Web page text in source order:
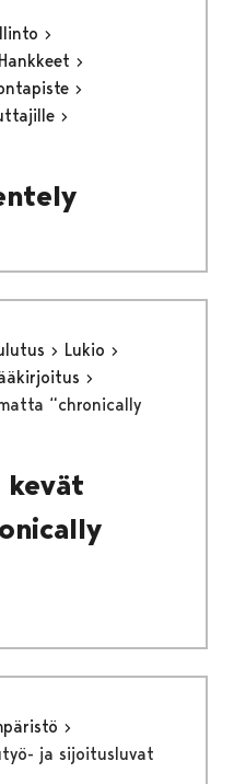
Hankkeet
Lukio
“chronically
kevät
ja sijoitusluvat